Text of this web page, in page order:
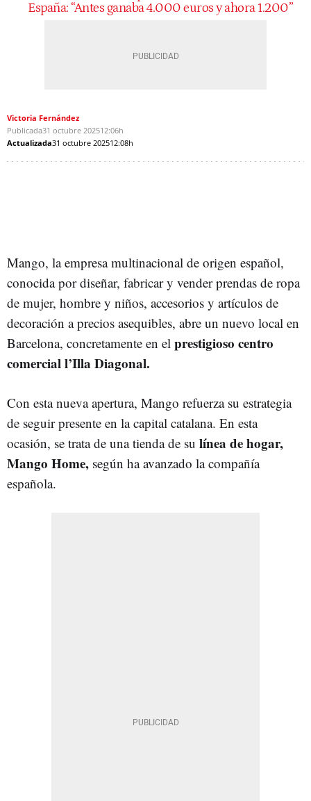
España: “Antes ganaba 4.000 euros y ahora 1.200”
Victoria Fernández
Publicada31 octubre 202512:06h
Actualizada31 octubre 202512:08h
Mango, la empresa multinacional de origen español,
conocida por diseñar, fabricar y vender prendas de ropa
de mujer, hombre y niños, accesorios y artículos de
decoración a precios asequibles, abre un nuevo local en
Barcelona, concretamente en el prestigioso centro
comercial l’Illa Diagonal.
Con esta nueva apertura, Mango refuerza su estrategia
de seguir presente en la capital catalana. En esta
ocasión, se trata de una tienda de su línea de hogar,
Mango Home, según ha avanzado la compañía
española.